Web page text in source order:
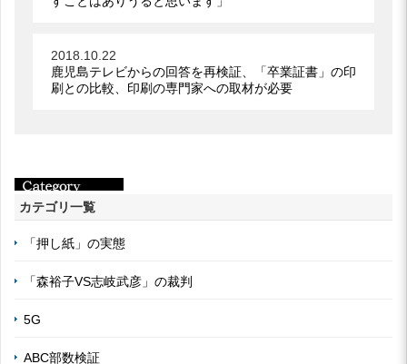
2018.10.22
鹿児島テレビからの回答を再検証、「卒業証書」の印
刷との比較、印刷の専門家への取材が必要
カテゴリ一覧
「押し紙」の実態
「森裕子VS志岐武彦」の裁判
5G
ABC部数検証